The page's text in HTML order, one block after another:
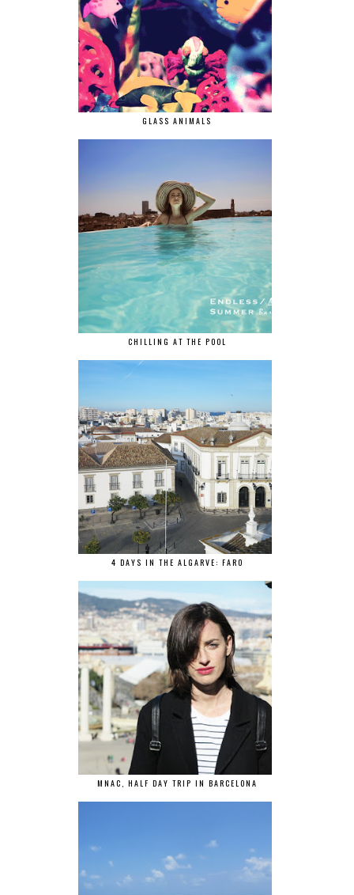
GLASS ANIMALS
CHILLING AT THE POOL
4 DAYS IN THE ALGARVE: FARO
MNAC, HALF DAY TRIP IN BARCELONA